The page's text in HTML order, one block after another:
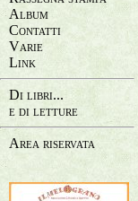
Album
Contatti
Varie
Link
Di libri...
e di letture
Area riservata